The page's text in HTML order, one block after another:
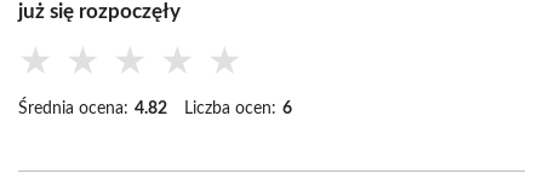
już się rozpoczęły
★ ★ ★ ★ ★
Średnia ocena: 4.82 Liczba ocen: 6